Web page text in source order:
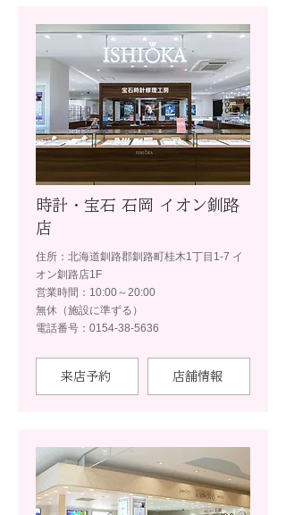
時計・宝石 石岡 イオン釧路
店
住所：北海道釧路郡釧路町桂木1丁目1-7 イ
オン釧路店1F
営業時間：10:00～20:00
無休（施設に準ずる）
電話番号：0154-38-5636
来店予約 店舗情報